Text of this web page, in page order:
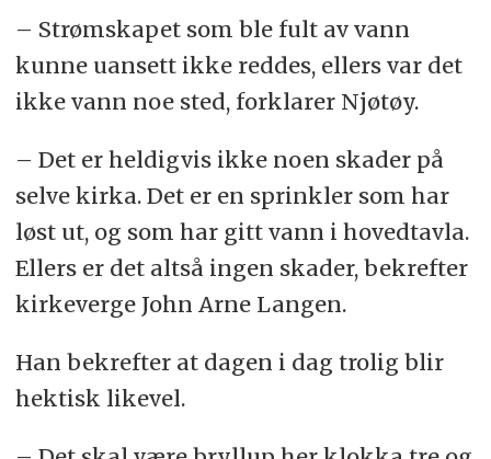
– Strømskapet som ble fult av vann
kunne uansett ikke reddes, ellers var det
ikke vann noe sted, forklarer Njøtøy.
– Det er heldigvis ikke noen skader på
selve kirka. Det er en sprinkler som har
løst ut, og som har gitt vann i hovedtavla.
Ellers er det altså ingen skader, bekrefter
kirkeverge John Arne Langen.
Han bekrefter at dagen i dag trolig blir
hektisk likevel.